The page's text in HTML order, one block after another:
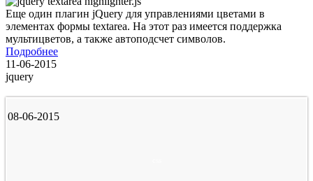
Еще один плагин jQuery для управлениями цветами в
элементах формы textarea. На этот раз имеется поддержка
мультицветов, а также автоподсчет символов.
Подробнее
11-06-2015
jquery
08-06-2015